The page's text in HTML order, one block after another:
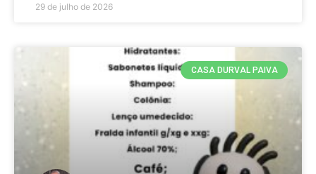
29 de julho de 2026
CASA DURVAL PAIVA